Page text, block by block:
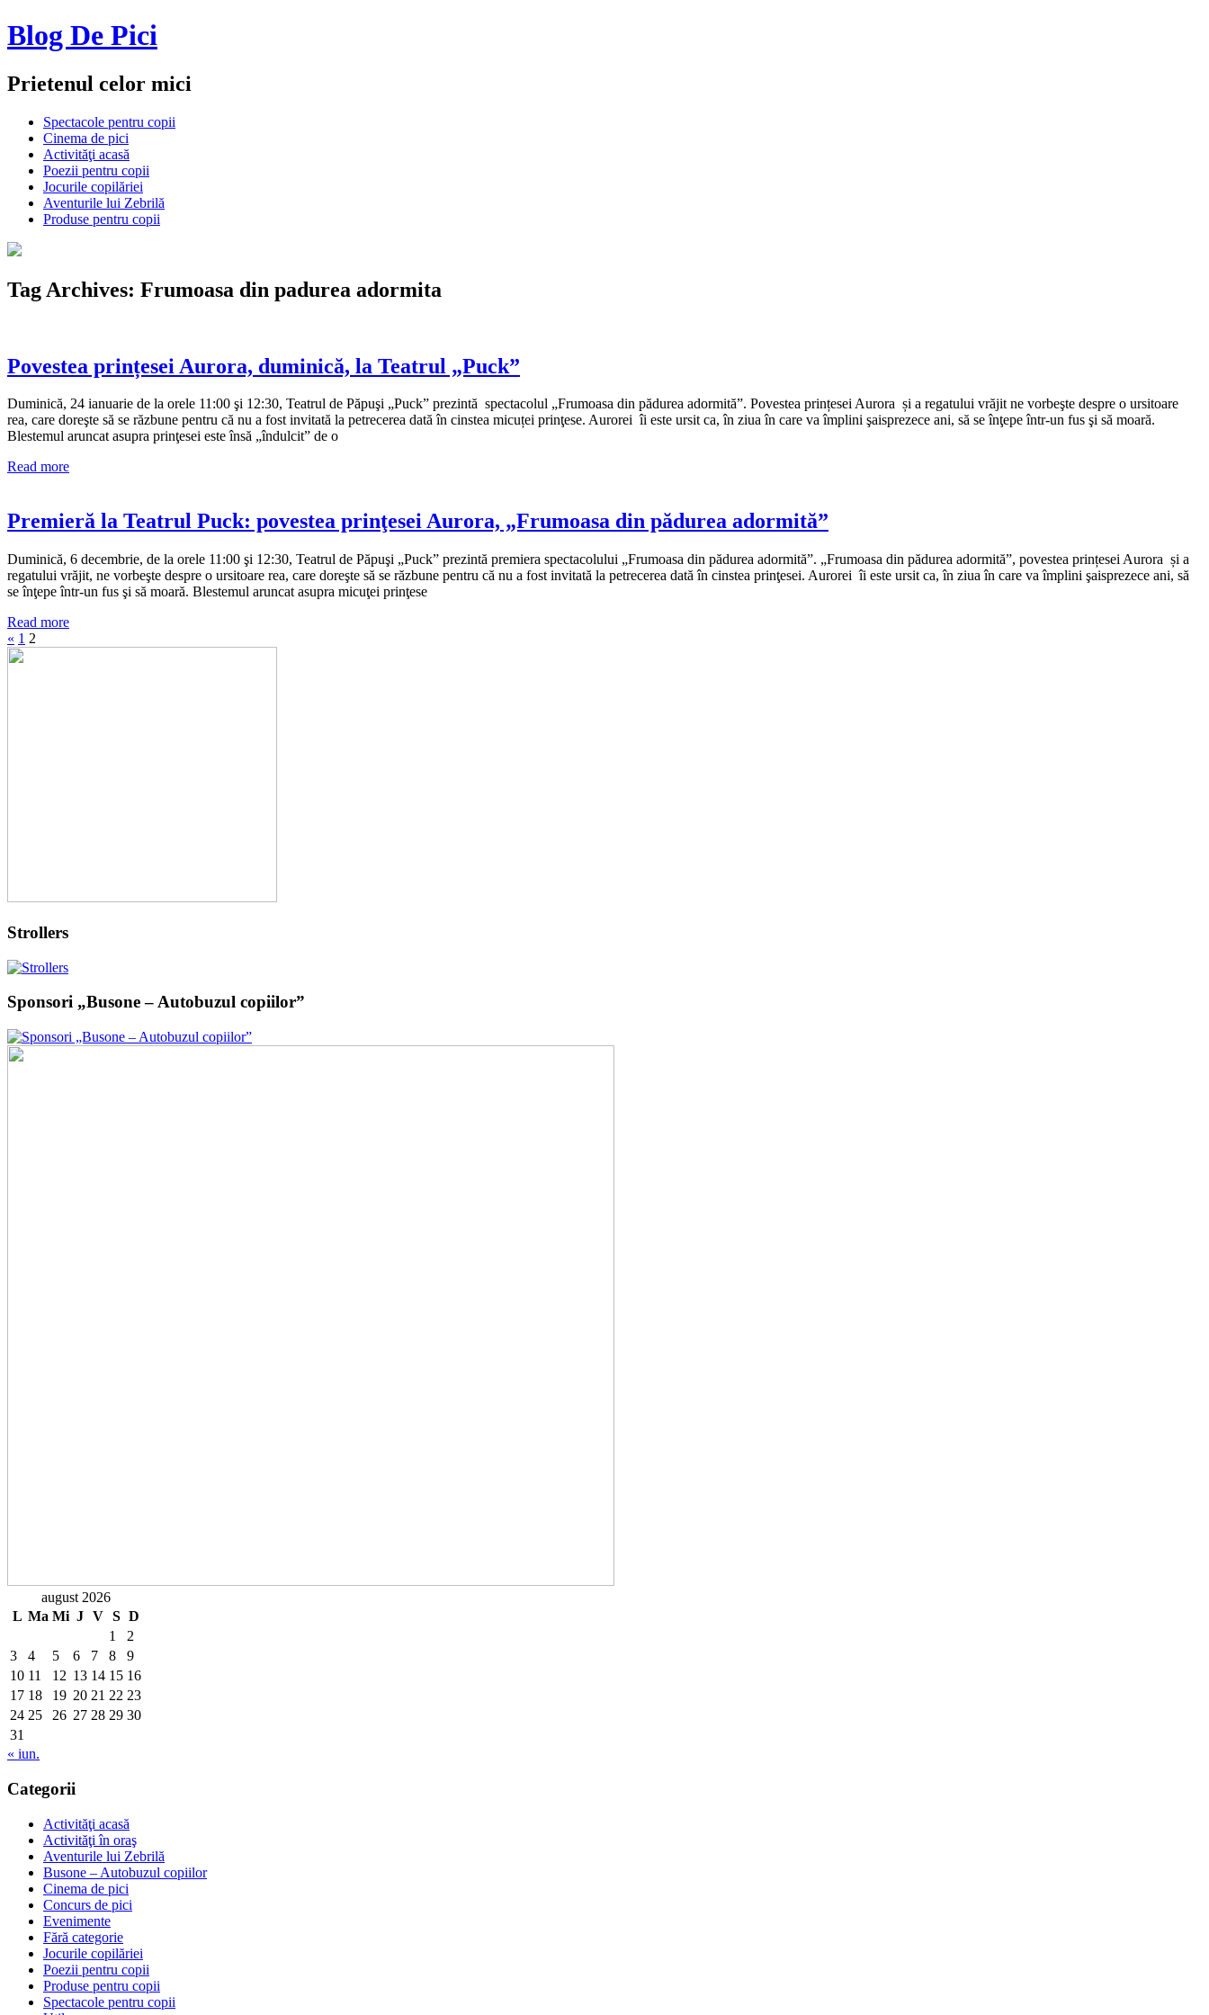
Blog De Pici
Prietenul celor mici
Spectacole pentru copii
Cinema de pici
Activităţi acasă
Poezii pentru copii
Jocurile copilăriei
Aventurile lui Zebrilă
Produse pentru copii
Tag Archives: Frumoasa din padurea adormita
Povestea prințesei Aurora, duminică, la Teatrul „Puck”
Duminică, 24 ianuarie de la orele 11:00 şi 12:30, Teatrul de Păpuşi „Puck” prezintă spectacolul „Frumoasa din pădurea adormită”. Povestea prințesei Aurora și a regatului vrăjit ne vorbeşte despre o ursitoare
rea, care doreşte să se răzbune pentru că nu a fost invitată la petrecerea dată în cinstea micuței prinţese. Aurorei îi este ursit ca, în ziua în care va împlini şaisprezece ani, să se înţepe într-un fus şi să moară.
Blestemul aruncat asupra prinţesei este însă „îndulcit” de o
Read more
Premieră la Teatrul Puck: povestea prinţesei Aurora, „Frumoasa din pădurea adormită”
Duminică, 6 decembrie, de la orele 11:00 şi 12:30, Teatrul de Păpuşi „Puck” prezintă premiera spectacolului „Frumoasa din pădurea adormită”. „Frumoasa din pădurea adormită”, povestea prințesei Aurora și a
regatului vrăjit, ne vorbeşte despre o ursitoare rea, care doreşte să se răzbune pentru că nu a fost invitată la petrecerea dată în cinstea prinţesei. Aurorei îi este ursit ca, în ziua în care va împlini şaisprezece ani, să
se înţepe într-un fus şi să moară. Blestemul aruncat asupra micuţei prinţese
Read more
« 1 2
Strollers
Sponsori „Busone – Autobuzul copiilor”
august 2026
L Ma Mi J V S D
1
2
3
4 5 6 7 8
9
10 11 12 13 14 15 16
17 18 19 20 21 22 23
24 25 26 27 28 29 30
31
« iun.
Categorii
Activităţi acasă
Activităţi în oraş
Aventurile lui Zebrilă
Busone – Autobuzul copiilor
Cinema de pici
Concurs de pici
Evenimente
Fără categorie
Jocurile copilăriei
Poezii pentru copii
Produse pentru copii
Spectacole pentru copii